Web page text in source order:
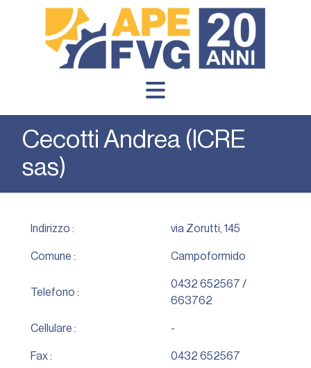
Cecotti Andrea (ICRE
sas)
Indirizzo : via Zorutti, 145
Comune : Campoformido
Telefono :
0432 652567 /
663762
Cellulare : -
Fax : 0432 652567